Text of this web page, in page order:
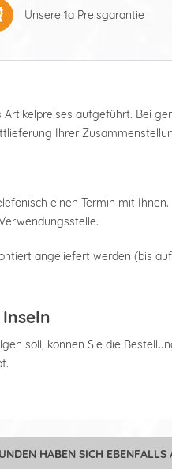
Unsere 1a Preisgarantie
aufgeführt. Bei
Ihrer
einen Termin mit
angeliefert werden (bis
soll, können Sie die
HABEN SICH EBENFALLS